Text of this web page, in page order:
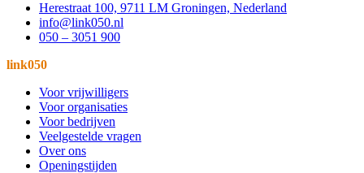
Herestraat 100, 9711 LM Groningen, Nederland
info@link050.nl
050 – 3051 900
link050
Voor vrijwilligers
Voor organisaties
Voor bedrijven
Veelgestelde vragen
Over ons
Openingstijden